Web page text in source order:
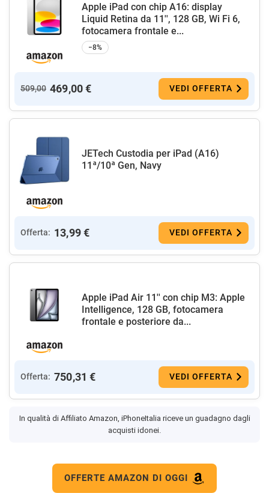
Apple iPad con chip A16: display
Liquid Retina da 11'', 128 GB, Wi Fi 6,
fotocamera frontale e...
−8%
509,00 469,00 € VEDI OFFERTA
JETech Custodia per iPad (A16)
11ª/10ª Gen, Navy
Offerta: 13,99 € VEDI OFFERTA
Apple iPad Air 11'' con chip M3: Apple
Intelligence, 128 GB, fotocamera
frontale e posteriore da...
Offerta: 750,31 € VEDI OFFERTA
In qualità di Affiliato Amazon, iPhoneItalia riceve un guadagno dagli
acquisti idonei.
OFFERTE AMAZON DI OGGI